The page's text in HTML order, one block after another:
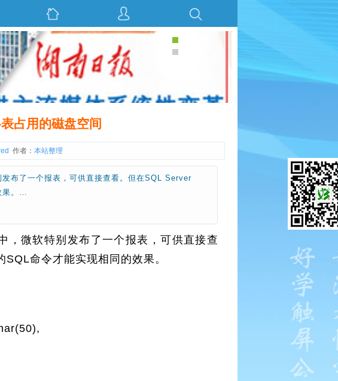
占用的磁盘空间
作者：本站整理
布了一个报表，可供直接查看。但在SQL Server
果。…
，微软特别发布了一个报表，可供直接查
命令才能实现相同的效果。